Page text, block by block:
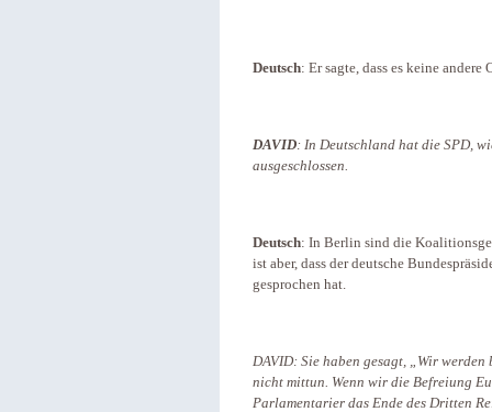
Deutsch: Er sagte, dass es keine andere
DAVID: In Deutschland hat die SPD,
ausgeschlossen.
Deutsch: In Berlin sind die
ist aber, dass der deutsche
gesprochen hat.
DAVID: Sie haben gesagt, „Wir
nicht mittun. Wenn wir die Befreiung
Parlamentarier das Ende des Dritten